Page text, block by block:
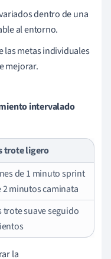
dentro de una
al entorno.
las metas individuales
mejorar.
intervalado
trote ligero
de 1 minuto sprint
2 minutos caminata
trote suave seguido
la